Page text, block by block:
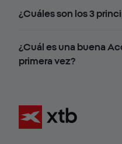
¿Cuáles son los 3
¿Cuál es una buena
primera vez?